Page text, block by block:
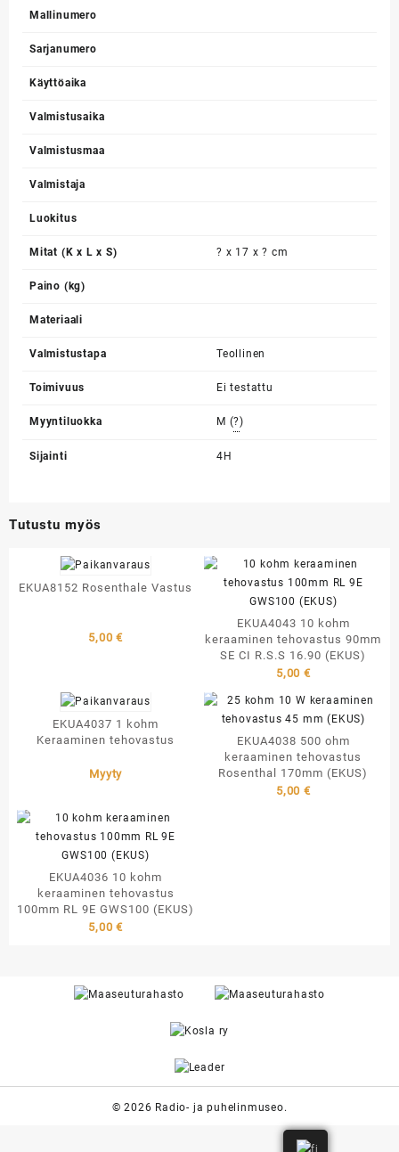
Mallinumero
Sarjanumero
Käyttöaika
Valmistusaika
Valmistusmaa
Valmistaja
Luokitus
Mitat (K x L x S) ? x 17 x ? cm
Paino (kg)
Materiaali
Valmistustapa Teollinen
Toimivuus Ei testattu
Myyntiluokka M (?)
Sijainti 4H
Tutustu myös
EKUA8152 Rosenthale Vastus
5,00€
EKUA4043 10 kohm
keraaminen tehovastus 90mm
SE CI R.S.S 16.90 (EKUS)
5,00 €
EKUA4037 1 kohm
Keraaminen tehovastus
Myyty
EKUA4038 500 ohm
keraaminen tehovastus
Rosenthal 170mm (EKUS)
5,00 €
EKUA4036 10 kohm
keraaminen tehovastus
100mm RL 9E GWS100 (EKUS)
5,00€
© 2026 Radio- ja puhelinmuseo.